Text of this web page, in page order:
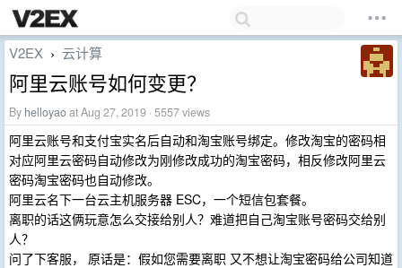
V2EX › 云计算
阿里云账号如何变更？
By helloyaoat Aug 27, 2019 · 5557 views
阿里云账号和支付宝实名后自动和淘宝账号绑定。修改淘宝的密码相
对应阿里云密码自动修改为刚修改成功的淘宝密码，相反修改阿里云
密码淘宝密码也自动修改。
阿里云名下一台云主机服务器 ESC，一个短信包套餐。
离职的话这俩玩意怎么交接给别人？难道把自己淘宝账号密码交给别
人？
问了下客服， 原话是：假如您需要离职 又不想让淘宝密码给公司知道